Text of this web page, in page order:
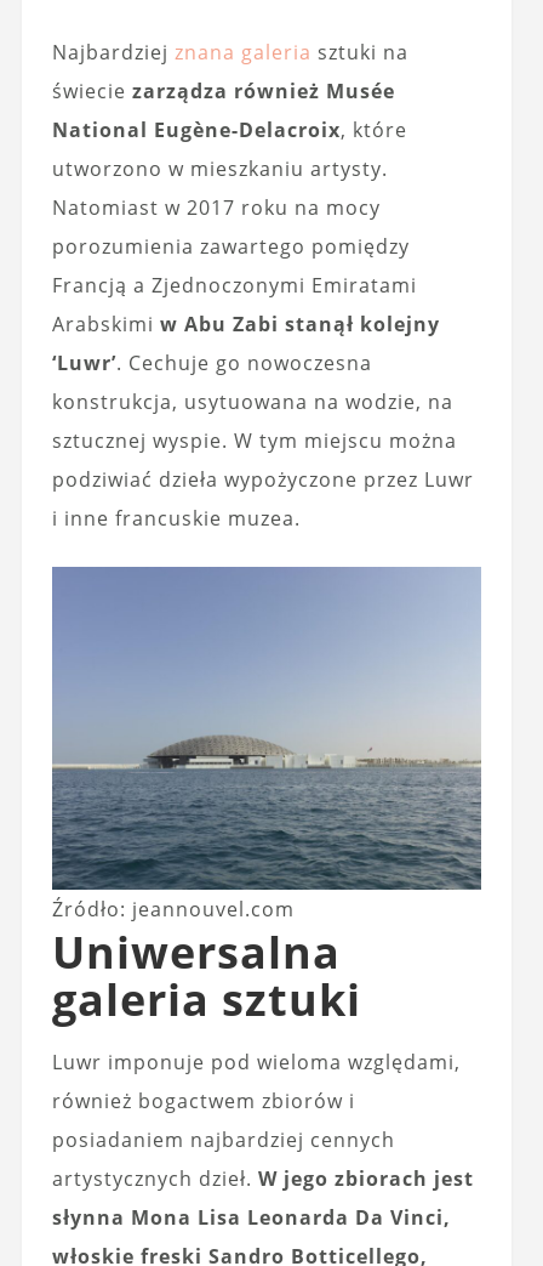
Najbardziej znana galeria sztuki na
świecie zarządza również Musée
National Eugène-Delacroix, które
utworzono w mieszkaniu artysty.
Natomiast w 2017 roku na mocy
porozumienia zawartego pomiędzy
Francją a Zjednoczonymi Emiratami
Arabskimi w Abu Zabi stanął kolejny
‘Luwr’. Cechuje go nowoczesna
konstrukcja, usytuowana na wodzie, na
sztucznej wyspie. W tym miejscu można
podziwiać dzieła wypożyczone przez Luwr
i inne francuskie muzea.
Źródło: jeannouvel.com
Uniwersalna
galeria sztuki
Luwr imponuje pod wieloma względami,
również bogactwem zbiorów i
posiadaniem najbardziej cennych
artystycznych dzieł. W jego zbiorach jest
słynna Mona Lisa Leonarda Da Vinci,
włoskie freski Sandro Botticellego,